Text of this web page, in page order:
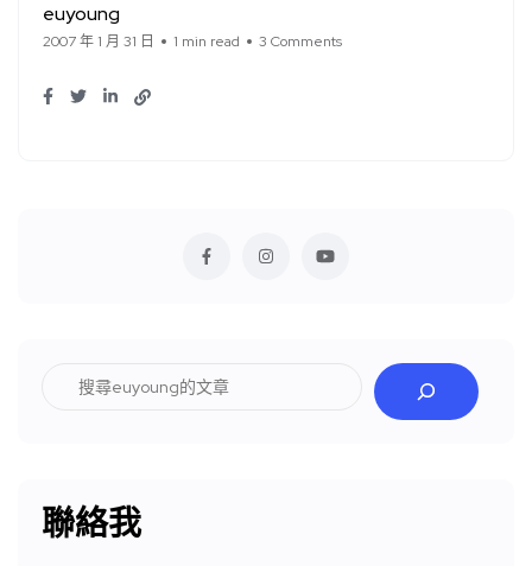
euyoung
2007 年 1 月 31 日 1 min read 3 Comments
聯絡我